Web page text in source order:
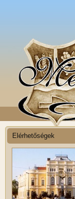
Elérhetőségek